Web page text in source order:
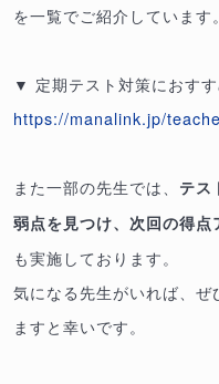
を一覧でご紹介しています。
▼ 定期テスト対策におす
https://manalink.jp/
また一部の先生では、 テス
弱点を見つけ、次回の得点
も実施しております。
気になる先生がいれば、
ますと幸いです。